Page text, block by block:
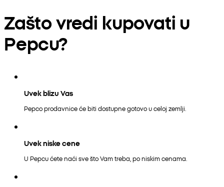
Zašto vredi kupovati u
Pepcu?
Uvek blizu Vas
Pepco prodavnice će biti dostupne gotovo u celoj zemlji.
Uvek niske cene
U Pepcu ćete naći sve što Vam treba, po niskim cenama.